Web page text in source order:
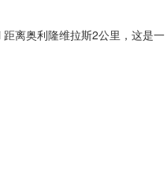
离奥利隆维拉斯2公里，这是一